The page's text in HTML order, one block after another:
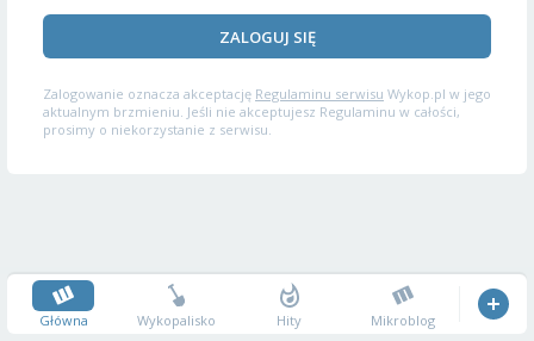
ZALOGUJ SIĘ
Zalogowanie oznacza akceptację Regulaminu serwisu Wykop.pl w jego
aktualnym brzmieniu. Jeśli nie akceptujesz Regulaminu w całości,
prosimy o niekorzystanie z serwisu.
Główna Wykopalisko Hity Mikroblog